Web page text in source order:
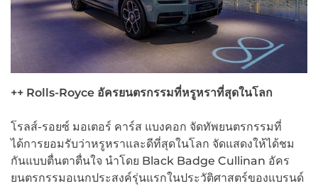
++ Rolls-Royce อัครยนตรกรรมที่หรูหราที่สุดในโลก
โรลส์-รอยซ์ มอเตอร์ คาร์ส แบงคอก จัดทัพยนตรกรรมที่
ได้การยอมรับว่าหรูหราและดีที่สุดในโลก จัดแสดงให้ได้ชม
กันแบบตื่นตาตื่นใจ นำโดย Black Badge Cullinan อัคร
ยนตรกรรมอเนกประสงค์รุ่นแรกในประวัติศาสตร์ของแบรนด์